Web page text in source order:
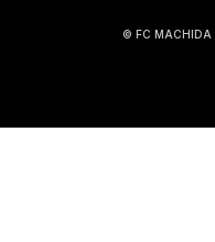
© FC MACHIDA